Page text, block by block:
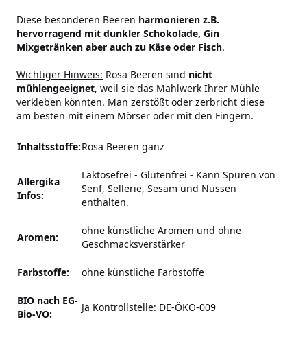
Diese besonderen Beeren harmonieren z.B.
hervorragend mit dunkler Schokolade, Gin
Mixgetränken aber auch zu Käse oder Fisch.
Wichtiger Hinweis: Rosa Beeren sind nicht
mühlengeeignet, weil sie das Mahlwerk Ihrer Mühle
verkleben könnten. Man zerstößt oder zerbricht diese
am besten mit einem Mörser oder mit den Fingern.
Inhaltsstoffe:Rosa Beeren ganz
Allergika
Infos:
Laktosefrei - Glutenfrei - Kann Spuren von
Senf, Sellerie, Sesam und Nüssen
enthalten.
Aromen:
ohne künstliche Aromen und ohne
Geschmacksverstärker
Farbstoffe: ohne künstliche Farbstoffe
BIO nach EG-
Bio-VO:
Ja Kontrollstelle: DE-ÖKO-009